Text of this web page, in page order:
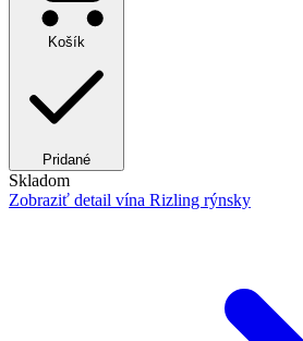
Košík
Pridané
Skladom
Zobraziť detail vína Rizling rýnsky